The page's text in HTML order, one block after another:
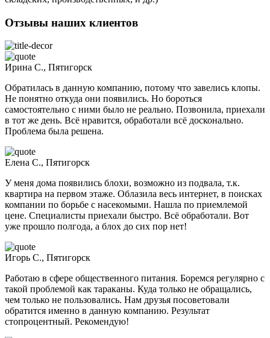
Отзывы наших клиентов
Ирина С., Пятигорск
Обратилась в данную компанию, потому что завелись клопы.
Не понятно откуда они появились. Но бороться
самостоятельно с ними было не реально. Позвонила, приехали
в тот же день. Всё нравится, обработали всё досконально.
Проблема была решена.
Елена С., Пятигорск
У меня дома появились блохи, возможно из подвала, т.к.
квартира на первом этаже. Облазила весь интернет, в поисках
компании по борьбе с насекомыми. Нашла по приемлемой
цене. Специалисты приехали быстро. Всё обработали. Вот
уже прошло полгода, а блох до сих пор нет!
Игорь С., Пятигорск
Работаю в сфере общественного питания. Боремся регулярно с
такой проблемой как тараканы. Куда только не обращались,
чем только не пользовались. Нам друзья посоветовали
обратится именно в данную компанию. Результат
стопроцентный. Рекомендую!